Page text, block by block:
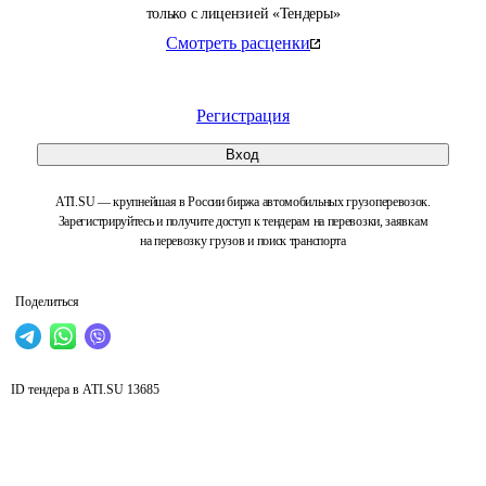
только с лицензией «Тендеры»
Смотреть расценки
Регистрация
Вход
ATI.SU — крупнейшая в России биржа автомобильных грузоперевозок.
Зарегистрируйтесь и получите доступ к тендерам на перевозки, заявкам
на перевозку грузов и поиск транспорта
Поделиться
ID тендера в ATI.SU 13685